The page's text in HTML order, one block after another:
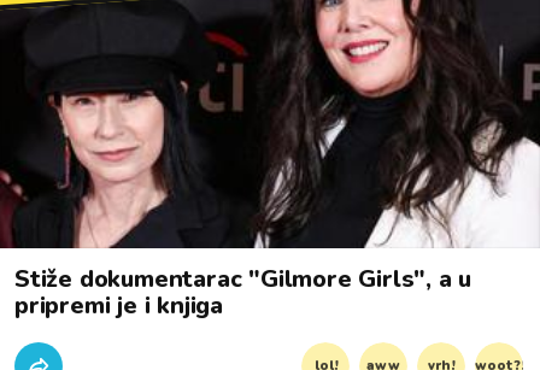
Stiže dokumentarac "Gilmore Girls", a u
pripremi je i knjiga
lol! aww vrh! woot?!